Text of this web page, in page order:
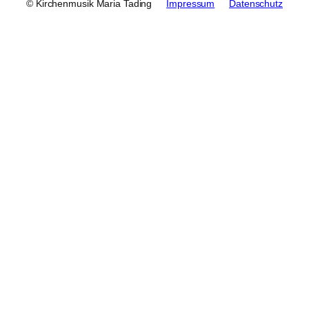
© Kirchenmusik Maria Tading Impressum Datenschutz